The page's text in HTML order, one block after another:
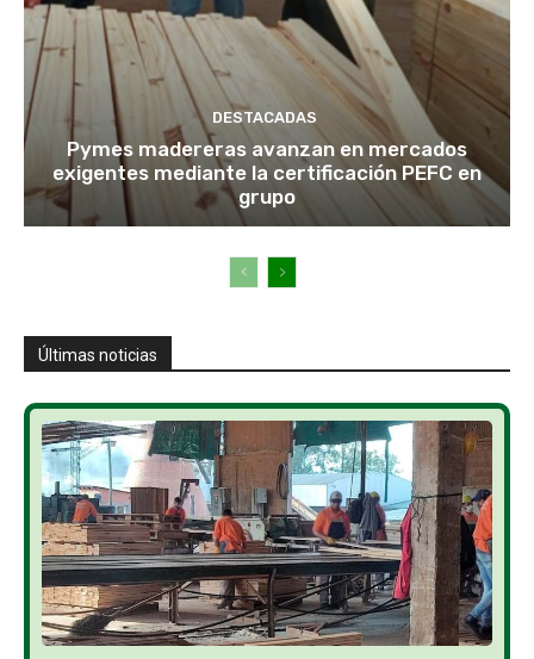
DESTACADAS
Pymes madereras avanzan en mercados
exigentes mediante la certificación PEFC en
grupo
Últimas noticias